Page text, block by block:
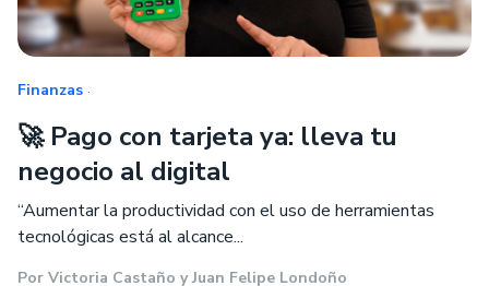
Finanzas .
🚀 Pago con tarjeta ya: lleva tu
negocio al digital
“Aumentar la productividad con el uso de herramientas
tecnológicas está al alcance...
Por Victoria Castaño y Juan Felipe Londoño